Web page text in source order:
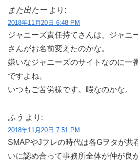
また出たー より:
2018年11月20日 6:48 PM
ジャニーズ責任持てさんは、ジャニ
さんがお名前変えたのかな。
嫌いなジャニーズのサイトなのに一
ですよね。
いつもご苦労様です。暇なのかな。
ふう より:
2018年11月20日 7:51 PM
SMAPやJフレの時代は各Gヲタが共
いに認め合って事務所全体が仲が良